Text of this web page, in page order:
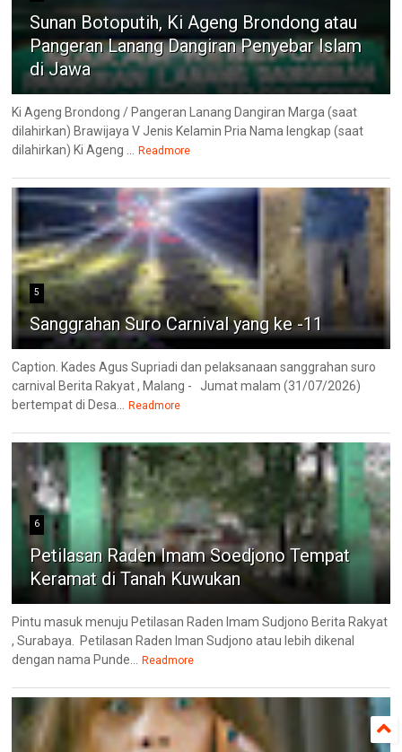
Sunan Botoputih, Ki Ageng Brondong atau
Pangeran Lanang Dangiran Penyebar Islam
di Jawa
Ki Ageng Brondong / Pangeran Lanang Dangiran Marga (saat
dilahirkan) Brawijaya V Jenis Kelamin Pria Nama lengkap (saat
dilahirkan) Ki Ageng ... Readmore
5
Sanggrahan Suro Carnival yang ke -11
Caption. Kades Agus Supriadi dan pelaksanaan sanggrahan suro
carnival Berita Rakyat , Malang - Jumat malam (31/07/2026)
bertempat di Desa... Readmore
6
Petilasan Raden Imam Soedjono Tempat
Keramat di Tanah Kuwukan
Pintu masuk menuju Petilasan Raden Imam Sudjono Berita Rakyat
, Surabaya. Petilasan Raden Iman Sudjono atau lebih dikenal
dengan nama Punde... Readmore